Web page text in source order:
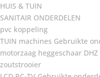
HUIS & TUIN
SANITAIR ONDERDELEN
pvc koppeling
TUIN machines Gebruikte
motorzaag heggeschaar DHZ
zoutstrooier